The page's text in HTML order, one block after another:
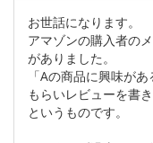
お世話になります。
アマゾンの購入者の
がありました。
「Aの商品に興味が
もらいレビューを書き
というものです。